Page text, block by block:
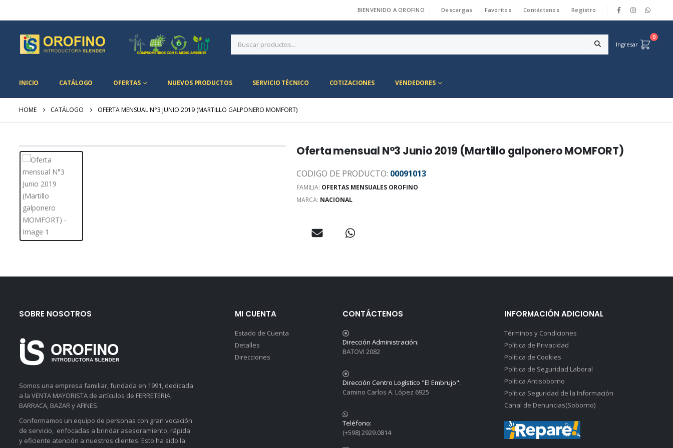
BIENVENIDO A OROFINO Descargas Favoritos Contáctanos Registro
Ingresar
0
INICIO CATÁLOGO OFERTAS NUEVOS PRODUCTOS SERVICIO TÉCNICO COTIZACIONES VENDEDORES
HOME CATÁLOGO OFERTA MENSUAL N°3 JUNIO 2019 (MARTILLO GALPONERO MOMFORT)
Oferta mensual N°3 Junio 2019 (Martillo galponero MOMFORT)
CODIGO DE PRODUCTO: 00091013
FAMILIA: OFERTAS MENSUALES OROFINO
MARCA: NACIONAL
SOBRE NOSOTROS
Somos una empresa familiar, fundada en 1991, dedicada
a la VENTA MAYORISTA de artículos de FERRETERIA,
BARRACA, BAZAR y AFINES.
Conformamos un equipo de personas con gran vocación
de servicio, enfocadas a brindar asesoramiento, rápida
y eficiente atención a nuestros clientes. Esto ha sido la
MI CUENTA
Estado de Cuenta
Detalles
Direcciones
CONTÁCTENOS
Dirección Administración:
BATOVI 2082
Dirección Centro Logístico "El Embrujo":
Camino Carlos A. López 6925
Teléfono:
(+598) 2929.0814
INFORMACIÓN ADICIONAL
Términos y Condiciones
Política de Privacidad
Política de Cookies
Política de Seguridad Laboral
Política Antisoborno
Política Seguridad de la Información
Canal de Denuncias(Soborno)